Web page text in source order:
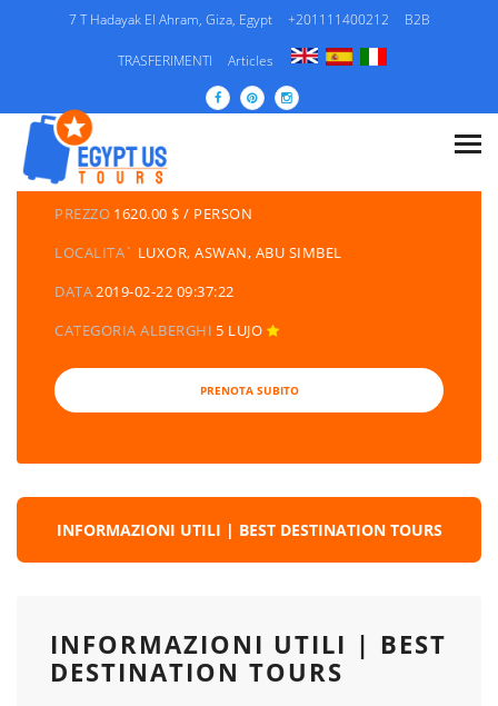
7 T Hadayak El Ahram, Giza, Egypt +201111400212 B2B
TRASFERIMENTI Articles
DETTAGLI DEI TOURS
CATEGORIA
EGITTO/ PACCHETTI DI VIAGGIO /
ESCURSIONI/ CROCIERA SUL NILO
PREZZO 1620.00 $ / PERSON
LOCALITA` LUXOR, ASWAN, ABU SIMBEL
DATA2019-02-22 09:37:22
CATEGORIA ALBERGHI 5 LUJO
PRENOTA SUBITO
INFORMAZIONI UTILI | BEST DESTINATION TOURS
INFORMAZIONI UTILI | BEST
DESTINATION TOURS